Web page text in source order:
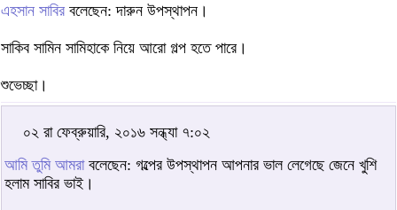
এহসান সাবির বলেছেন: দারুন উপস্থাপন।
সাকিব সামিন সামিহাকে নিয়ে আরো গল্প হতে পারে।
শুভেচ্ছা।
০২ রা ফেব্রুয়ারি, ২০১৬ সন্ধ্যা ৭:০২
আমি তুমি আমরাবলেছেন: গল্পের উপস্থাপন আপনার ভাল লেগেছে জেনে খুশি
হলাম সাবির ভাই।